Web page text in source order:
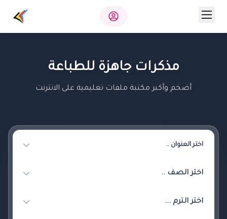
مذكرات جاهزة للطباعة
أضخم وأكبر مكتبة ملفات تعليمية على الانترنت